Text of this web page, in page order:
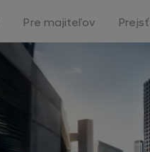
Pre majiteľov